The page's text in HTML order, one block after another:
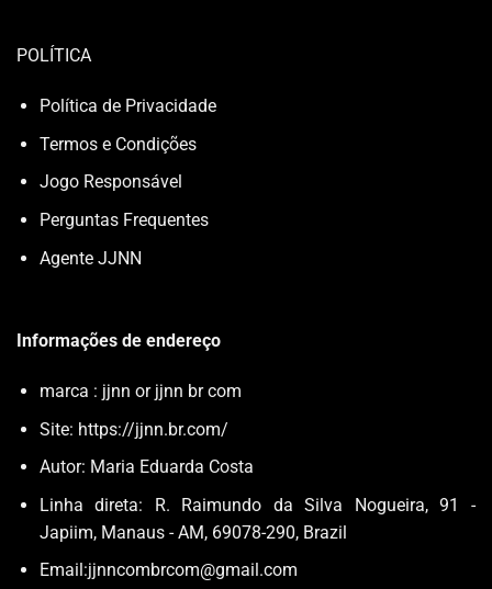
POLÍTICA
Política de Privacidade
Termos e Condições
Jogo Responsável
Perguntas Frequentes
Agente JJNN
Informações de endereço
marca : jjnn or jjnn br com
Site: https://jjnn.br.com/
Autor: Maria Eduarda Costa
Linha direta: R. Raimundo da Silva Nogueira, 91 -
Japiim, Manaus - AM, 69078-290, Brazil
Email:jjnncombrcom@gmail.com